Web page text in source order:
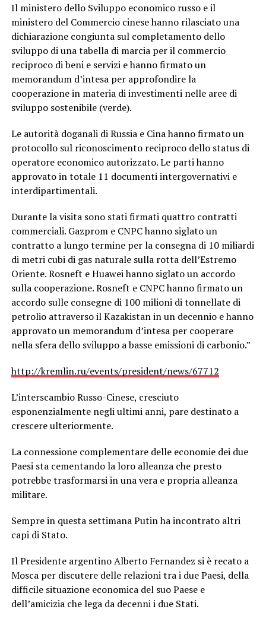
Il ministero dello Sviluppo economico russo e il
ministero del Commercio cinese hanno rilasciato una
dichiarazione congiunta sul completamento dello
sviluppo di una tabella di marcia per il commercio
reciproco di beni e servizi e hanno firmato un
memorandum d’intesa per approfondire la
cooperazione in materia di investimenti nelle aree di
sviluppo sostenibile (verde).
Le autorità doganali di Russia e Cina hanno firmato un
protocollo sul riconoscimento reciproco dello status di
operatore economico autorizzato. Le parti hanno
approvato in totale 11 documenti intergovernativi e
interdipartimentali.
Durante la visita sono stati firmati quattro contratti
commerciali. Gazprom e CNPC hanno siglato un
contratto a lungo termine per la consegna di 10 miliardi
di metri cubi di gas naturale sulla rotta dell’Estremo
Oriente. Rosneft e Huawei hanno siglato un accordo
sulla cooperazione. Rosneft e CNPC hanno firmato un
accordo sulle consegne di 100 milioni di tonnellate di
petrolio attraverso il Kazakistan in un decennio e hanno
approvato un memorandum d’intesa per cooperare
nella sfera dello sviluppo a basse emissioni di carbonio.”
http://kremlin.ru/events/president/news/67712
L’interscambio Russo-Cinese, cresciuto
esponenzialmente negli ultimi anni, pare destinato a
crescere ulteriormente.
La connessione complementare delle economie dei due
Paesi sta cementando la loro alleanza che presto
potrebbe trasformarsi in una vera e propria alleanza
militare.
Sempre in questa settimana Putin ha incontrato altri
capi di Stato.
Il Presidente argentino Alberto Fernandez si è recato a
Mosca per discutere delle relazioni tra i due Paesi, della
difficile situazione economica del suo Paese e
dell’amicizia che lega da decenni i due Stati.